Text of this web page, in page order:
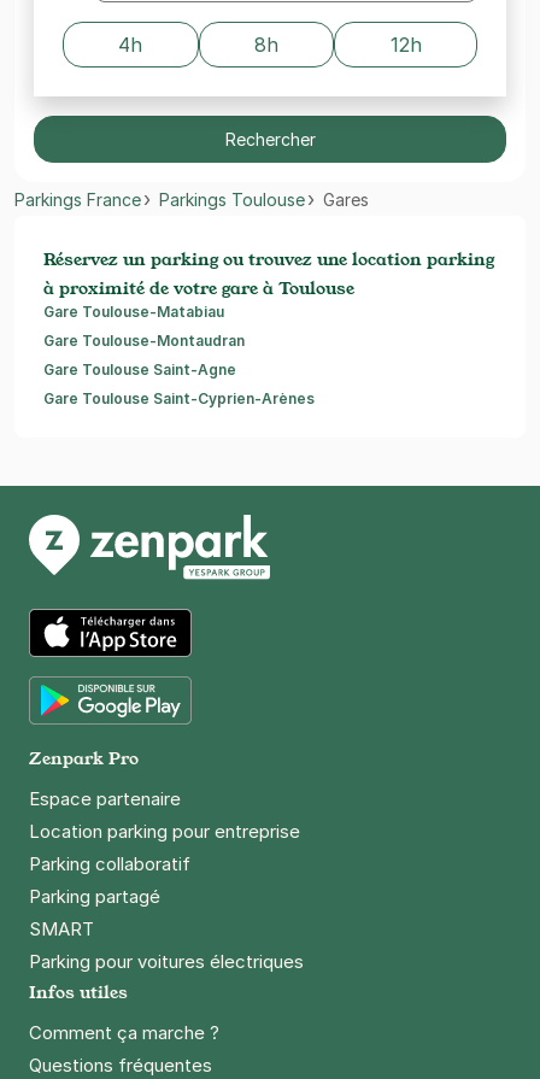
4h 8h 12h
Rechercher
Parkings France Parkings Toulouse Gares
Réservez un parking ou trouvez une location parking
à proximité de votre gare à Toulouse
Gare Toulouse-Matabiau
Gare Toulouse-Montaudran
Gare Toulouse Saint-Agne
Gare Toulouse Saint-Cyprien-Arènes
App Store
Zenpark Pro
Espace partenaire
Location parking pour entreprise
Parking collaboratif
Parking partagé
SMART
Parking pour voitures électriques
Infos utiles
Comment ça marche ?
Questions fréquentes